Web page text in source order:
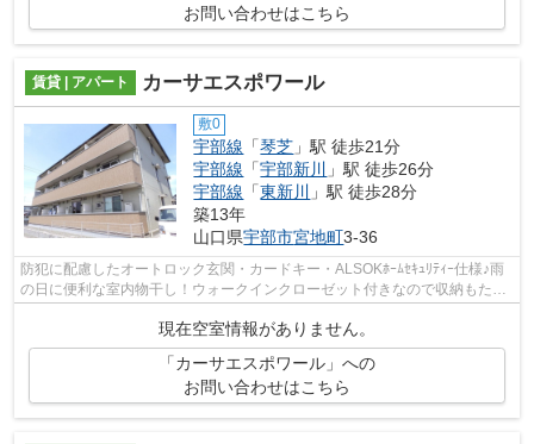
お問い合わせはこちら
賃貸 | アパート カーサエスポワール
敷0
宇部線 「琴芝 」駅 徒歩21分
宇部線 「宇部新川
」駅 徒歩26分
宇部線 「東新川
」駅 徒歩28分
築13年
山口県宇部市宮地町3-36
防犯に配慮したオートロック玄関・カードキー・ALSOKﾎｰﾑｾｷｭﾘﾃｨｰ仕様♪雨
の日に便利な室内物干し！ウォークインクローゼット付きなので収納もたっ
ぷりできます♪ エアコン2台付き♪
現在空室情報がありません。
「カーサエスポワール」への
お問い合わせはこちら